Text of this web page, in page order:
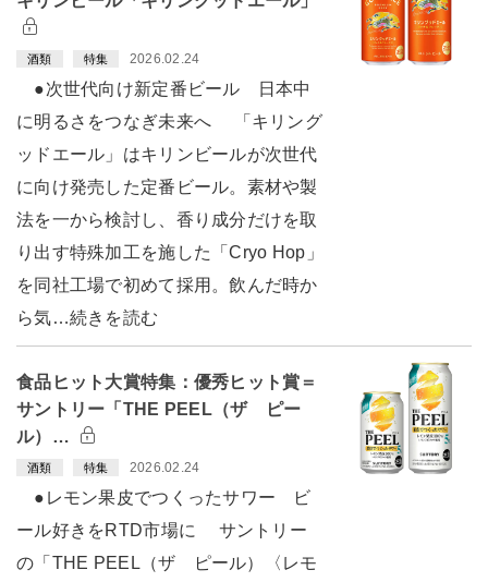
酒類 特集 2026.02.24
●次世代向け新定番ビール 日本中
に明るさをつなぎ未来へ 「キリング
ッドエール」はキリンビールが次世代
に向け発売した定番ビール。素材や製
法を一から検討し、香り成分だけを取
り出す特殊加工を施した「Cryo Hop」
を同社工場で初めて採用。飲んだ時か
ら気…続きを読む
食品ヒット大賞特集：優秀ヒット賞＝
サントリー「THE PEEL（ザ ピー
ル）…
酒類 特集 2026.02.24
●レモン果皮でつくったサワー ビ
ール好きをRTD市場に サントリー
の「THE PEEL（ザ ピール）〈レモ